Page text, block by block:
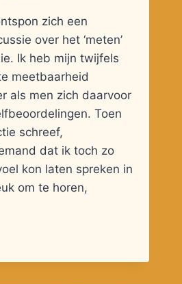
zich een
over het ‘meten’
Ik heb mijn twijfels
meetbaarheid
als men zich daarvoor
Toen
schreef,
dat ik toch zo
kon laten spreken in
om te horen,